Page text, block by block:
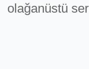
olağanüstü